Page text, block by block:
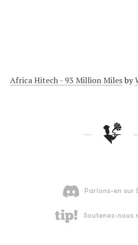
Africa Hitech - 93 Million Milesby